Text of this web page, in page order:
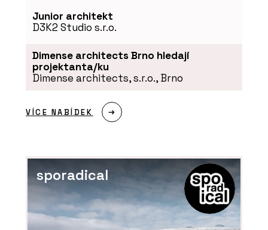
Junior architekt
D3K2 Studio s.r.o.
Dimense architects Brno hledají
projektanta/ku
Dimense architects, s.r.o., Brno
VÍCE NABÍDEK
sporadical